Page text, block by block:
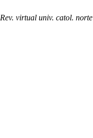
Rev. virtual univ. catol. norte